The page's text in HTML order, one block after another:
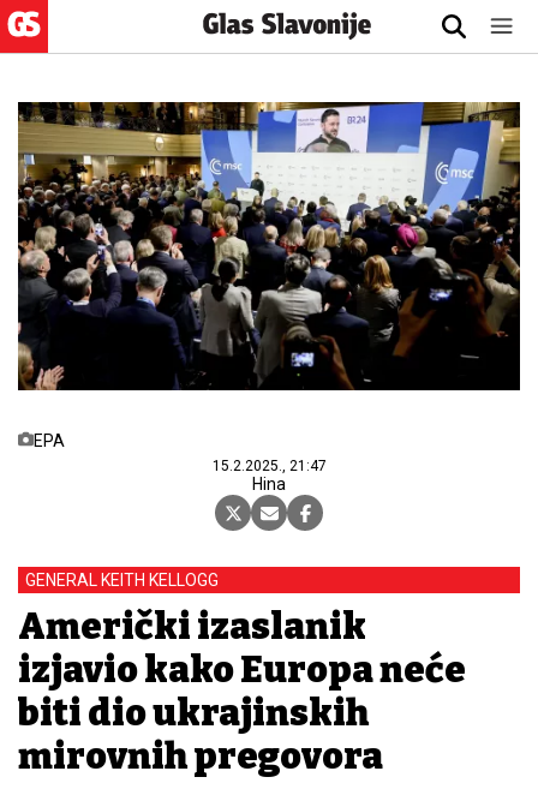
EPA
15.2.2025., 21:47
Hina
GENERAL KEITH KELLOGG
Američki izaslanik
izjavio kako Europa neće
biti dio ukrajinskih
mirovnih pregovora